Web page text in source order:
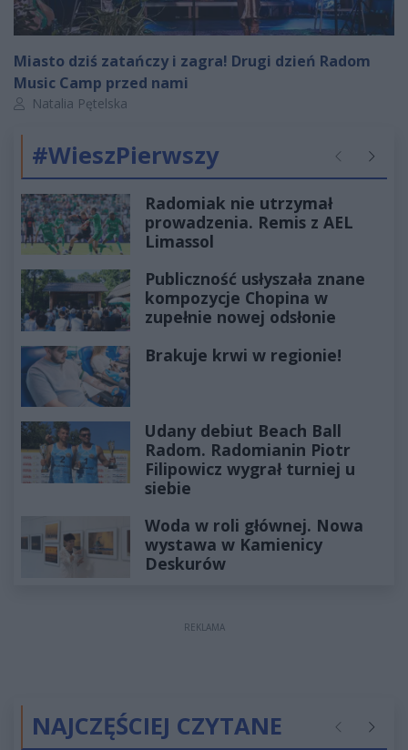
Miasto dziś zatańczy i zagra! Drugi dzień Radom
Music Camp przed nami
Autor artykułu:
Natalia Pętelska
#WieszPierwszy Poprzednie
Radomiak nie utrzymał
prowadzenia. Remis z AEL
Limassol
Publiczność usłyszała znane
kompozycje Chopina w
zupełnie nowej odsłonie
Brakuje krwi w regionie!
Udany debiut Beach Ball
Radom. Radomianin Piotr
Filipowicz wygrał turniej u
siebie
Woda w roli głównej. Nowa
wystawa w Kamienicy
Deskurów
REKLAMA
NAJCZĘŚCIEJ CZYTANE Poprzednie